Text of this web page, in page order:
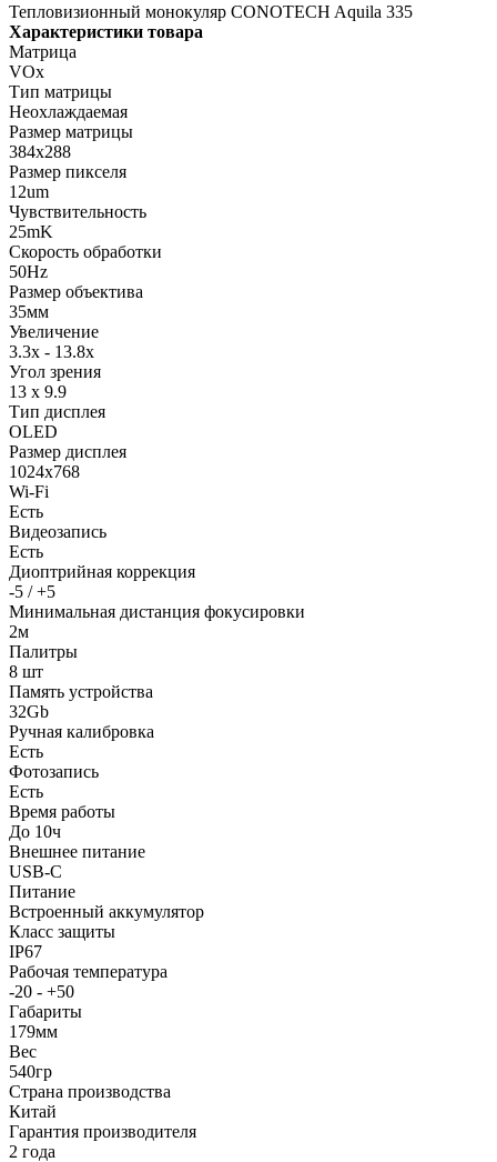
Тепловизионный монокуляр CONOTECH Aquila 335
Характеристики товара
Матрица
VOx
Тип матрицы
Неохлаждаемая
Размер матрицы
384x288
Размер пикселя
12um
Чувствительность
25mK
Скорость обработки
50Hz
Размер объектива
35мм
Увеличение
3.3x - 13.8x
Угол зрения
13 x 9.9
Тип дисплея
OLED
Размер дисплея
1024x768
Wi-Fi
Есть
Видеозапись
Есть
Диоптрийная коррекция
-5 / +5
Минимальная дистанция фокусировки
2м
Палитры
8 шт
Память устройства
32Gb
Ручная калибровка
Есть
Фотозапись
Есть
Время работы
До 10ч
Внешнее питание
USB-C
Питание
Встроенный аккумулятор
Класс защиты
IP67
Рабочая температура
-20 - +50
Габариты
179мм
Вес
540гр
Страна производства
Китай
Гарантия производителя
2 года